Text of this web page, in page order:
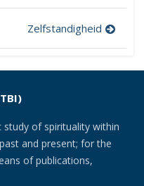
Zelfstandigheid
study of spirituality within
and present; for the
of publications,